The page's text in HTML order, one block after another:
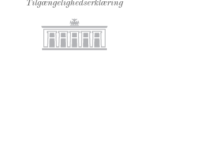
Tilgængelighedserklæring